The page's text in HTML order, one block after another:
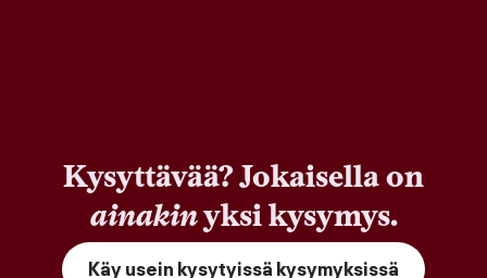
Kysyttävää? Jokaisella on
ainakinyksi kysymys.
Käy usein kysytyissä kysymyksissä